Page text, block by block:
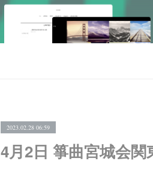
2023.02.28 06:59
4月2日 箏曲宮城会